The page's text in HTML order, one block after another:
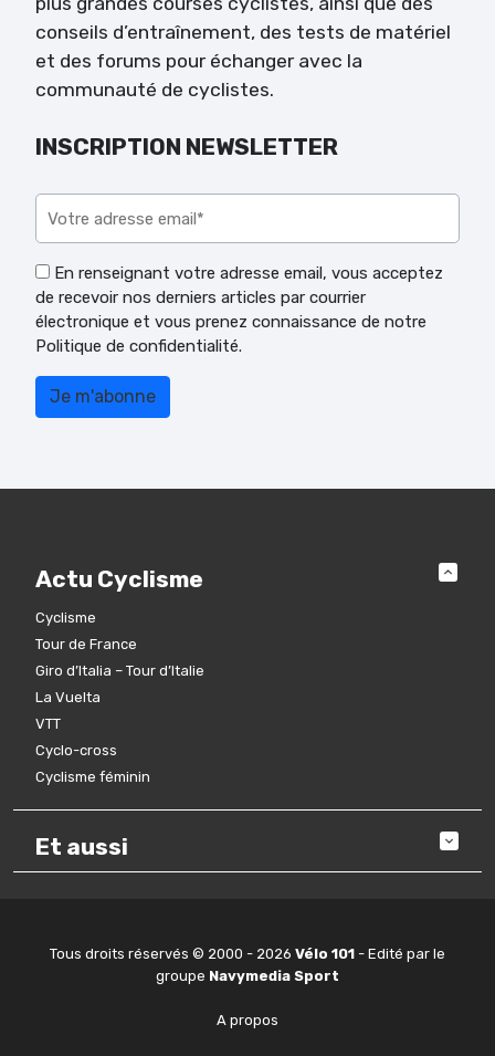
conseils d’entraînement, des tests de matériel
et des forums pour échanger avec la
communauté de cyclistes.
INSCRIPTION NEWSLETTER
En renseignant votre adresse email, vous acceptez
de recevoir nos derniers articles par courrier
électronique et vous prenez connaissance de notre
Politique de confidentialité.
Actu Cyclisme
Cyclisme
Tour de France
Giro d’Italia – Tour d’Italie
La Vuelta
VTT
Cyclo-cross
Cyclisme féminin
Et aussi
Tous droits réservés © 2000 - 2026 Vélo 101 - Edité par le
groupe Navymedia Sport
A propos